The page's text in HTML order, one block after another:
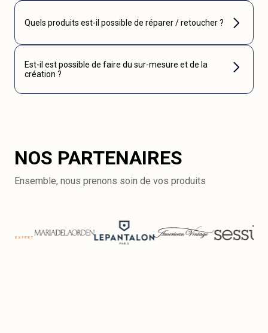
Quels produits est-il possible de réparer / retoucher ?
Est-il est possible de faire du sur-mesure et de la
création ?
NOS PARTENAIRES
Ensemble, nous prenons soin de vos produits